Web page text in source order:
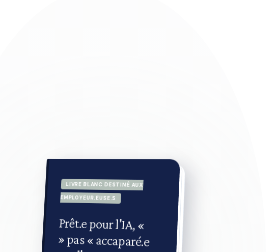
LIVRE BLANC DESTINÉ AUX
EMPLOYEUR.EUSE.S
Prêt.e pour l'IA, «
» pas « accaparé.e